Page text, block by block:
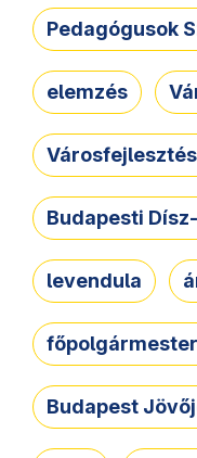
Pedagógusok
elemzés
Budapesti
levendula
Budapest